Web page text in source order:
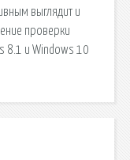
выглядит и
проверки
8.1 и Windows 10